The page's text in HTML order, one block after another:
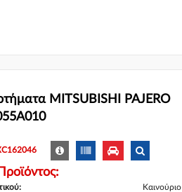
MITSUBISHI PAJERO
Καινούριο